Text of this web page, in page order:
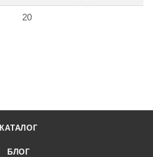
20
КАТАЛОГ
БЛОГ